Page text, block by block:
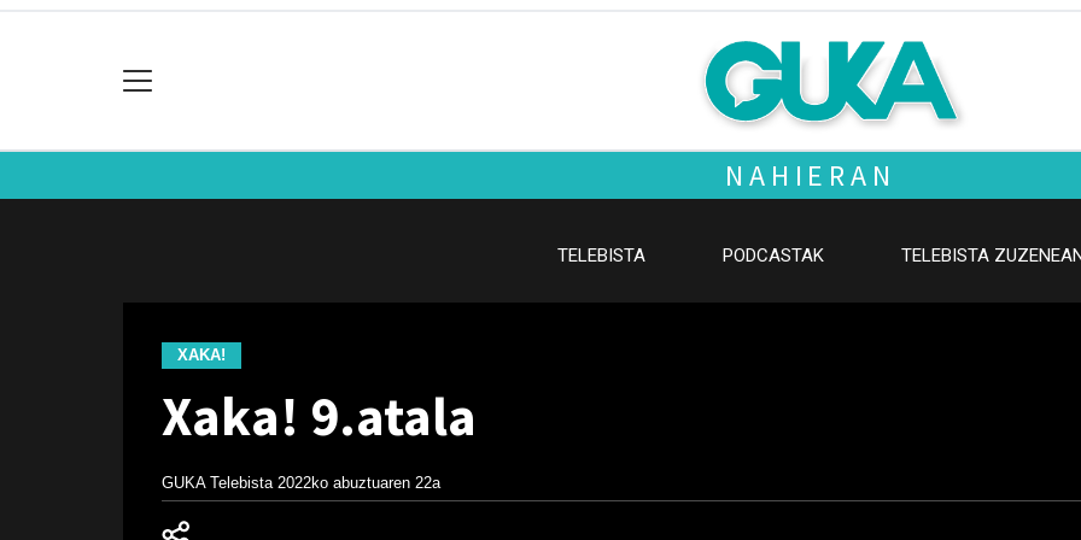
NAHIERAN
TELEBISTA PODCASTAK TELEBISTA
XAKA!
Xaka! 9.atala
GUKA Telebista 2022ko abuztuaren 22a